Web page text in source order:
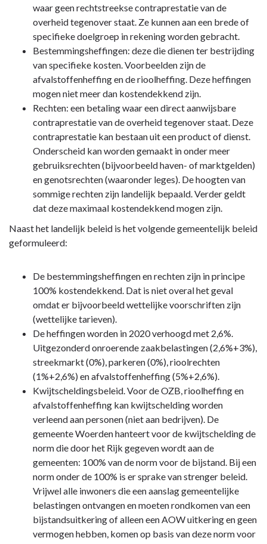
heffingen
gemeentelijk
waar geen rechtstreekse contraprestatie van de
overheid tegenover staat. Ze kunnen aan een brede of
specifieke doelgroep in rekening worden gebracht.
Bestemmingsheffingen: deze die dienen ter bestrijding
van specifieke kosten. Voorbeelden zijn de
afvalstoffenheffing en de rioolheffing. Deze heffingen
mogen niet meer dan kostendekkend zijn.
Rechten: een betaling waar een direct aanwijsbare
contraprestatie van de overheid tegenover staat. Deze
contraprestatie kan bestaan uit een product of dienst.
Onderscheid kan worden gemaakt in onder meer
gebruiksrechten (bijvoorbeeld haven- of marktgelden)
en genotsrechten (waaronder leges). De hoogten van
sommige rechten zijn landelijk bepaald. Verder geldt
dat deze maximaal kostendekkend mogen zijn.
Naast het landelijk beleid is het volgende gemeentelijk beleid
geformuleerd:
De bestemmingsheffingen en rechten zijn in principe
100% kostendekkend. Dat is niet overal het geval
omdat er bijvoorbeeld wettelijke voorschriften zijn
(wettelijke tarieven).
De heffingen worden in 2020 verhoogd met 2,6%.
Uitgezonderd onroerende zaakbelastingen (2,6%+3%),
streekmarkt (0%), parkeren (0%), rioolrechten
(1%+2,6%) en afvalstoffenheffing (5%+2,6%).
Kwijtscheldingsbeleid. Voor de OZB, rioolheffing en
afvalstoffenheffing kan kwijtschelding worden
verleend aan personen (niet aan bedrijven). De
gemeente Woerden hanteert voor de kwijtschelding de
norm die door het Rijk gegeven wordt aan de
gemeenten: 100% van de norm voor de bijstand. Bij een
norm onder de 100% is er sprake van strenger beleid.
Vrijwel alle inwoners die een aanslag gemeentelijke
belastingen ontvangen en moeten rondkomen van een
bijstandsuitkering of alleen een AOW uitkering en geen
vermogen hebben, komen op basis van deze norm voor